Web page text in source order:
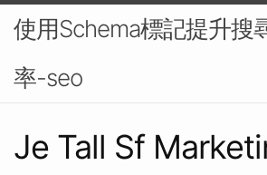
使用Schema標記提升搜
率-seo
Je Tall Sf